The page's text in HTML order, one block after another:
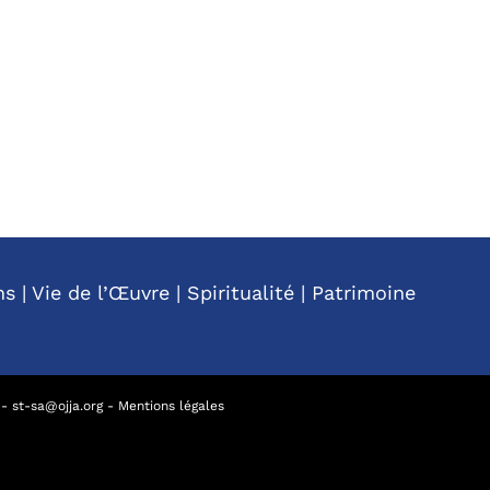
| Vie de l’Œuvre | Spiritualité | Patrimoine
st-sa@ojja.org- Mentions légales